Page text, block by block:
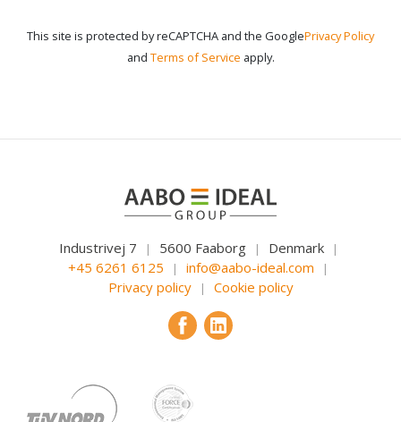
This site is protected by reCAPTCHA and the GooglePrivacy Policy
and Terms of Service apply.
Industrivej 7 | 5600 Faaborg | Denmark |
+45 6261 6125 | info@aabo-ideal.com |
Privacy policy | Cookie policy